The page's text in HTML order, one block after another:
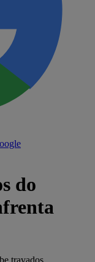
do
travados